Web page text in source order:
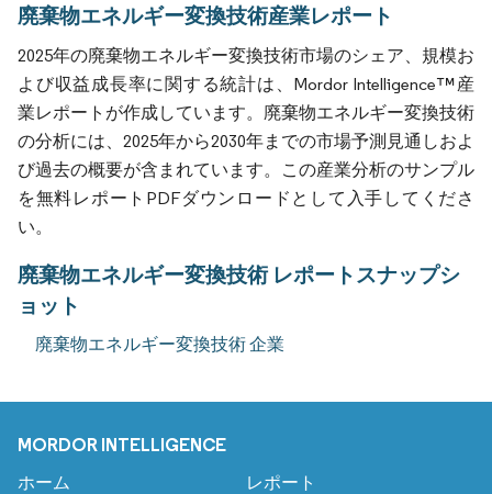
廃棄物エネルギー変換技術産業レポート
2025年の廃棄物エネルギー変換技術市場のシェア、規模お
よび収益成長率に関する統計は、Mordor Intelligence™産
業レポートが作成しています。廃棄物エネルギー変換技術
の分析には、2025年から2030年までの市場予測見通しおよ
び過去の概要が含まれています。この産業分析のサンプル
を無料レポートPDFダウンロードとして入手してくださ
い。
廃棄物エネルギー変換技術 レポートスナップシ
ョット
廃棄物エネルギー変換技術 企業
MORDOR INTELLIGENCE
ホーム レポート